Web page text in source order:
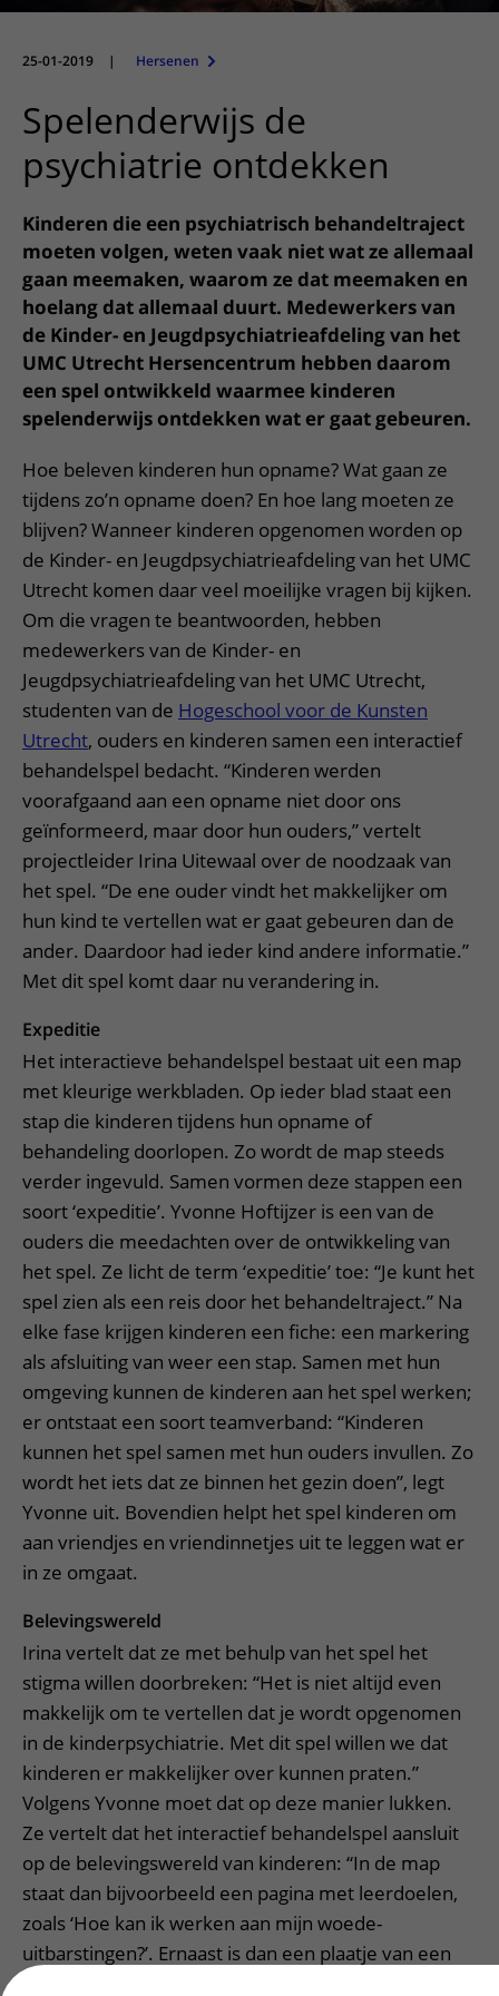
Onderzoeken en diagnostiek
Bloedprikken
Wachttijden
Wijzigen patiëntgegevens
Mijn UMC Utrecht patiëntportaal
Faciliteiten en voorzieningen
Bezoekregels
Parkeren
Wegwijs in het ziekenhuis
Contact met polikliniek
Contact met verpleegafdeling
Het Wilhelmina Kinderziekenhuis
Diagnostiek aanvragen
Zorgverlenersportaal
Onderwijs
Werken bij het UMC Utrecht
25-01-2019 | Hersenen
Spelenderwijs de
psychiatrie ontdekken
Kinderen die een psychiatrisch behandeltraject
moeten volgen, weten vaak niet wat ze allemaal
gaan meemaken, waarom ze dat meemaken en
hoelang dat allemaal duurt. Medewerkers van
de Kinder- en Jeugdpsychiatrieafdeling van het
UMC Utrecht Hersencentrum hebben daarom
een spel ontwikkeld waarmee kinderen
spelenderwijs ontdekken wat er gaat gebeuren.
Hoe beleven kinderen hun opname? Wat gaan ze
tijdens zo’n opname doen? En hoe lang moeten ze
blijven? Wanneer kinderen opgenomen worden op
de Kinder- en Jeugdpsychiatrieafdeling van het UMC
Utrecht komen daar veel moeilijke vragen bij kijken.
Om die vragen te beantwoorden, hebben
medewerkers van de Kinder- en
Jeugdpsychiatrieafdeling van het UMC Utrecht,
studenten van de Hogeschool voor de Kunsten
Utrecht, ouders en kinderen samen een interactief
behandelspel bedacht. “Kinderen werden
voorafgaand aan een opname niet door ons
geïnformeerd, maar door hun ouders,” vertelt
projectleider Irina Uitewaal over de noodzaak van
het spel. “De ene ouder vindt het makkelijker om
hun kind te vertellen wat er gaat gebeuren dan de
ander. Daardoor had ieder kind andere informatie.”
Met dit spel komt daar nu verandering in.
Expeditie
Het interactieve behandelspel bestaat uit een map
met kleurige werkbladen. Op ieder blad staat een
stap die kinderen tijdens hun opname of
behandeling doorlopen. Zo wordt de map steeds
verder ingevuld. Samen vormen deze stappen een
soort ‘expeditie’. Yvonne Hoftijzer is een van de
ouders die meedachten over de ontwikkeling van
het spel. Ze licht de term ‘expeditie’ toe: “Je kunt het
spel zien als een reis door het behandeltraject.” Na
elke fase krijgen kinderen een fiche: een markering
als afsluiting van weer een stap. Samen met hun
omgeving kunnen de kinderen aan het spel werken;
er ontstaat een soort teamverband: “Kinderen
kunnen het spel samen met hun ouders invullen. Zo
wordt het iets dat ze binnen het gezin doen”, legt
Yvonne uit. Bovendien helpt het spel kinderen om
aan vriendjes en vriendinnetjes uit te leggen wat er
in ze omgaat.
Belevingswereld
Irina vertelt dat ze met behulp van het spel het
stigma willen doorbreken: “Het is niet altijd even
makkelijk om te vertellen dat je wordt opgenomen
in de kinderpsychiatrie. Met dit spel willen we dat
kinderen er makkelijker over kunnen praten.”
Volgens Yvonne moet dat op deze manier lukken.
Ze vertelt dat het interactief behandelspel aansluit
op de belevingswereld van kinderen: “In de map
staat dan bijvoorbeeld een pagina met leerdoelen,
zoals ‘Hoe kan ik werken aan mijn woede-
uitbarstingen?’. Ernaast is dan een plaatje van een